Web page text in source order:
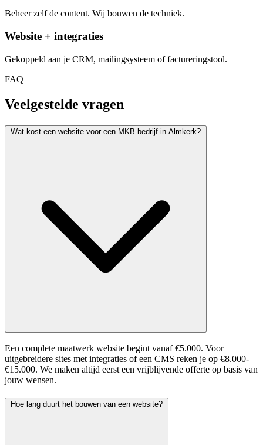
Beheer zelf de content. Wij bouwen de techniek.
Website + integraties
Gekoppeld aan je CRM, mailingsysteem of factureringstool.
FAQ
Veelgestelde vragen
Wat kost een website voor een MKB-bedrijf in Almkerk?
Een complete maatwerk website begint vanaf €5.000. Voor
uitgebreidere sites met integraties of een CMS reken je op €8.000-
€15.000. We maken altijd eerst een vrijblijvende offerte op basis van
jouw wensen.
Hoe lang duurt het bouwen van een website?